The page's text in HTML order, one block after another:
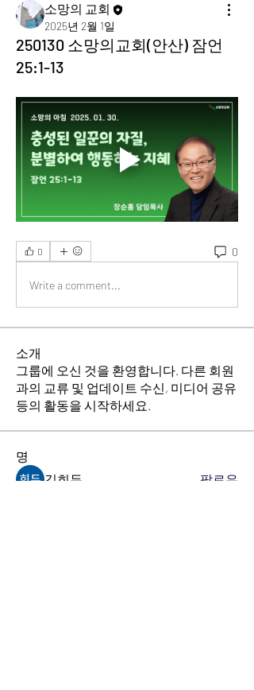
소망의 교회
2025년 2월 1일
250130 소망의교회(안산) 잠언
25:1-13
0 0
Write a comment...
소개
그룹에 오신 것을 환영합니다. 다른 회원
과의 교류 및 업데이트 수신, 미디어 공유
등의 활동을 시작하세요.
명
김희두
팔로우